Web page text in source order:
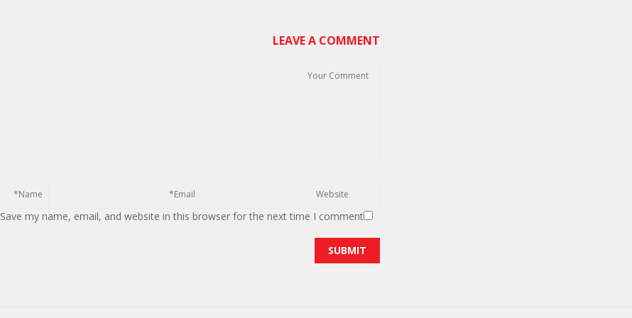
LEAVE A COMMENT
Save my name, email, and website in this browser for the next time I comment.